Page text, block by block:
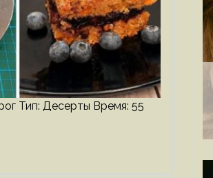
Тип: Десерты Время: 55